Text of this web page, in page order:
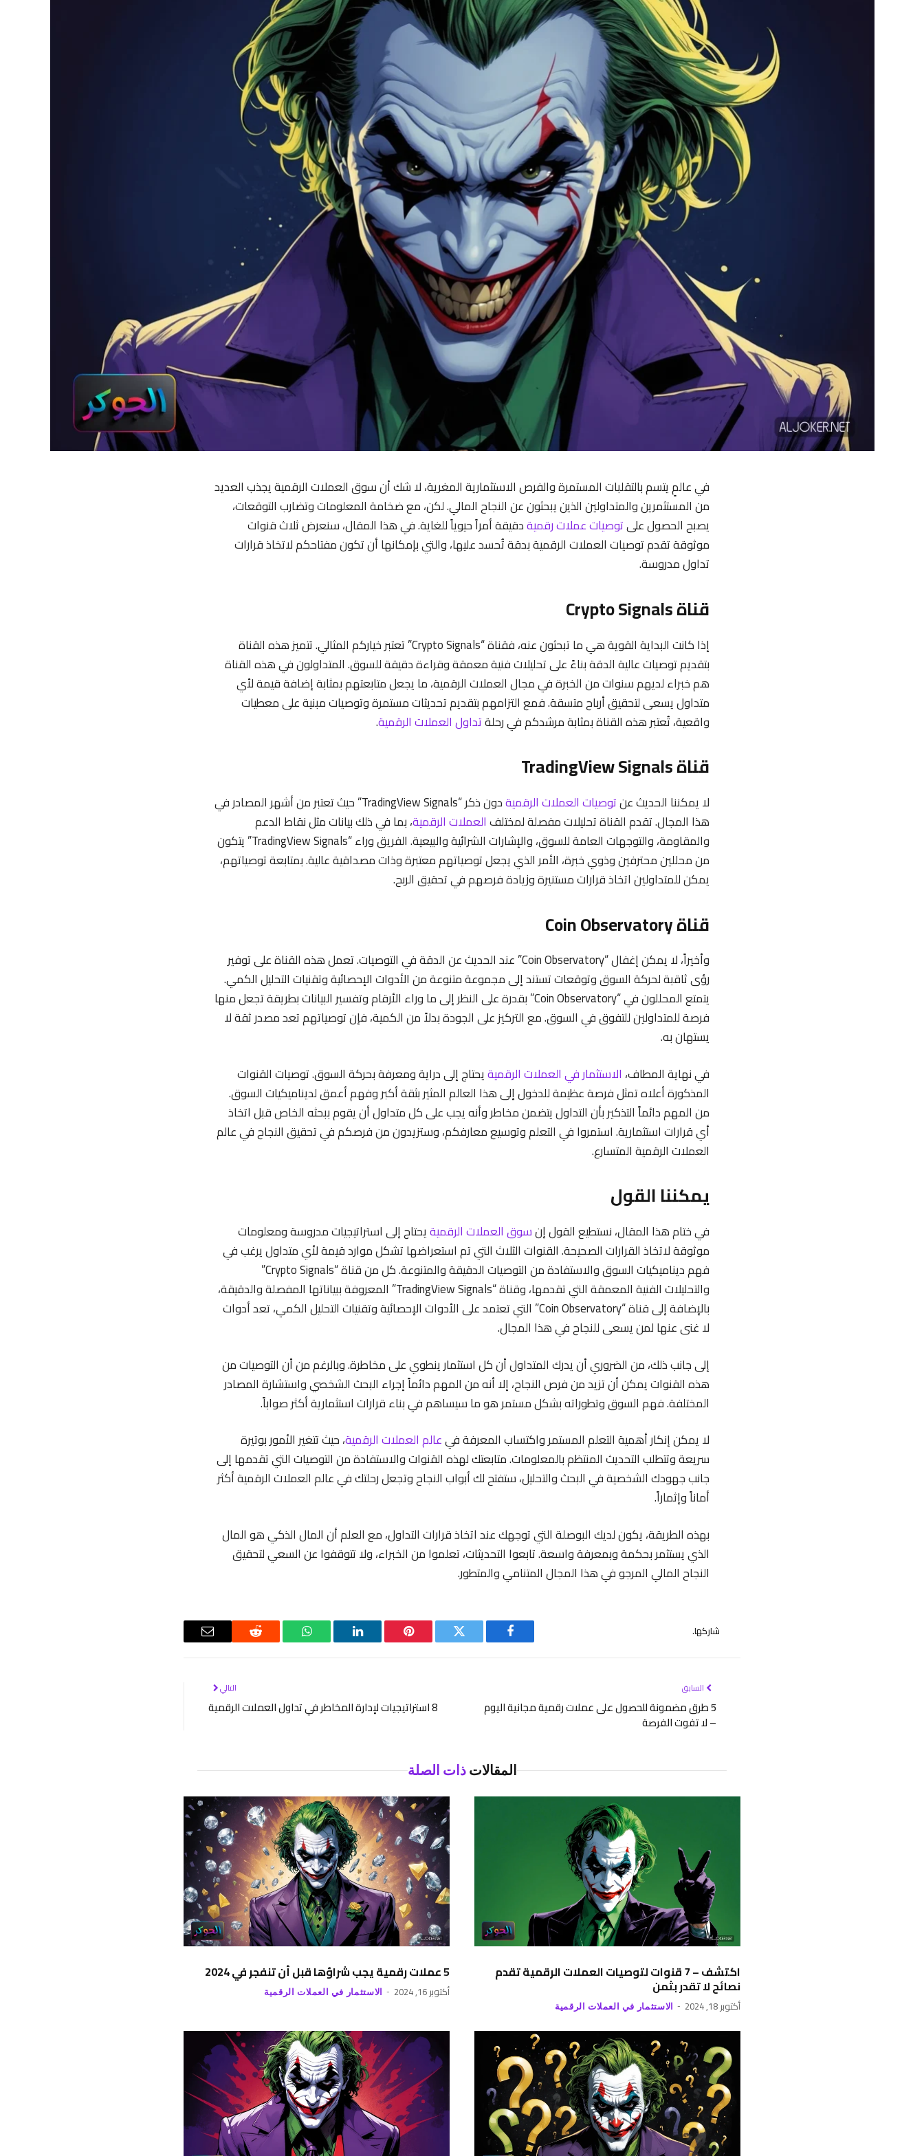
في عالمٍ يتسم بالتقلبات المستمرة والفرص الاستثمارية المغرية، لا شك أن سوق العملات الرقمية يجذب العديد
من المستثمرين والمتداولين الذين يبحثون عن النجاح المالي. لكن، مع ضخامة المعلومات وتضارب التوقعات،
يصبح الحصول علىتوصيات عملات رقميةدقيقة أمراً حيوياً للغاية. في هذا المقال، سنعرض ثلاث قنوات
موثوقة تقدم توصيات العملات الرقمية بدقة تُحسد عليها، والتي بإمكانها أن تكون مفتاحكم لاتخاذ قرارات
تداول مدروسة.
قناة Crypto Signals
إذا كانت البداية القوية هي ما تبحثون عنه، فقناة “Crypto Signals” تعتبر خياركم المثالي. تتميز هذه القناة
بتقديم توصيات عالية الدقة بناءً على تحليلات فنية معمقة وقراءة دقيقة للسوق. المتداولون في هذه القناة
هم خبراء لديهم سنوات من الخبرة في مجال العملات الرقمية، ما يجعل متابعتهم بمثابة إضافة قيمة لأي
متداول يسعى لتحقيق أرباح متسقة. فمع التزامهم بتقديم تحديثات مستمرة وتوصيات مبنية على معطيات
واقعية، تُعتبر هذه القناة بمثابة مرشدكم في رحلةتداول العملات الرقمية.
قناة TradingView Signals
لا يمكننا الحديث عنتوصيات العملات الرقمية
دون ذكر “TradingView Signals” حيث تعتبر من أشهر المصادر في
هذا المجال. تقدم القناة تحليلات مفصلة لمختلفالعملات الرقمية، بما في ذلك بيانات مثل نقاط الدعم
والمقاومة، والتوجهات العامة للسوق، والإشارات الشرائية والبيعية. الفريق وراء “TradingView Signals” يتكون
من محللين محترفين وذوي خبرة، الأمر الذي يجعل توصياتهم معتبرة وذات مصداقية عالية. بمتابعة توصياتهم،
يمكن للمتداولين اتخاذ قرارات مستنيرة وزيادة فرصهم في تحقيق الربح.
قناة Coin Observatory
وأخيراً، لا يمكن إغفال “Coin Observatory” عند الحديث عن الدقة في التوصيات. تعمل هذه القناة على توفير
رؤى ثاقبة لحركة السوق وتوقعات تستند إلى مجموعة متنوعة من الأدوات الإحصائية وتقنيات التحليل الكمي.
يتمتع المحللون في “Coin Observatory” بقدرة على النظر إلى ما وراء الأرقام وتفسير البيانات بطريقة تجعل منها
فرصة للمتداولين للتفوق في السوق. مع التركيز على الجودة بدلاً من الكمية، فإن توصياتهم تعد مصدر ثقة لا
يستهان به.
في نهاية المطاف، الاستثمار في العملات الرقميةيحتاج إلى دراية ومعرفة بحركة السوق. توصيات القنوات
المذكورة أعلاه تمثل فرصة عظيمة للدخول إلى هذا العالم المثير بثقة أكبر وفهم أعمق لديناميكيات السوق.
من المهم دائماً التذكير بأن التداول يتضمن مخاطر وأنه يجب على كل متداول أن يقوم ببحثه الخاص قبل اتخاذ
أي قرارات استثمارية. استمروا في التعلم وتوسيع معارفكم، وستزيدون من فرصكم في تحقيق النجاح في عالم
العملات الرقمية المتسارع.
يمكننا القول
في ختام هذا المقال، نستطيع القول إنسوق العملات الرقميةيحتاج إلى استراتيجيات مدروسة ومعلومات
موثوقة لاتخاذ القرارات الصحيحة. القنوات الثلاث التي تم استعراضها تشكل موارد قيمة لأي متداول يرغب في
فهم ديناميكيات السوق والاستفادة من التوصيات الدقيقة والمتنوعة. كل من قناة “Crypto Signals”
والتحليلات الفنية المعمقة التي تقدمها، وقناة “TradingView Signals” المعروفة ببياناتها المفصلة والدقيقة،
بالإضافة إلى قناة “Coin Observatory” التي تعتمد على الأدوات الإحصائية وتقنيات التحليل الكمي، تعد أدوات
لا غنى عنها لمن يسعى للنجاح في هذا المجال.
إلى جانب ذلك، من الضروري أن يدرك المتداول أن كل استثمار ينطوي على مخاطرة. وبالرغم من أن التوصيات من
هذه القنوات يمكن أن تزيد من فرص النجاح، إلا أنه من المهم دائماً إجراء البحث الشخصي واستشارة المصادر
المختلفة. فهم السوق وتطوراته بشكل مستمر هو ما سيساهم في بناء قرارات استثمارية أكثر صواباً.
لا يمكن إنكار أهمية التعلم المستمر واكتساب المعرفة فيعالم العملات الرقمية، حيث تتغير الأمور بوتيرة
سريعة وتتطلب التحديث المنتظم بالمعلومات. متابعتك لهذه القنوات والاستفادة من التوصيات التي تقدمها إلى
جانب جهودك الشخصية في البحث والتحليل، ستفتح لك أبواب النجاح وتجعل رحلتك في عالم العملات الرقمية أكثر
أماناً وإثماراً.
بهذه الطريقة، يكون لديك البوصلة التي توجهك عند اتخاذ قرارات التداول، مع العلم أن المال الذكي هو المال
الذي يستثمر بحكمة وبمعرفة واسعة. تابعوا التحديثات، تعلموا من الخبراء، ولا تتوقفوا عن السعي لتحقيق
النجاح المالي المرجو في هذا المجال المتنامي والمتطور.
شاركها.
فيسبوك تويتر بينتيريستلينكدإن واتساب رديت
البريد
السابق
5 طرق مضمونة للحصول على عملات رقمية مجانية اليوم
– لا تفوت الفرصة
التالي
8 استراتيجيات لإدارة المخاطر في تداول العملات الرقمية
المقالاتذات الصلة
اكتشف – 7 قنوات لتوصيات العملات الرقمية تقدم
نصائح لا تقدر بثمن
أكتوبر 18, 2024 الاستثمار في العملات الرقمية
5 عملات رقمية يجب شراؤها قبل أن تنفجر في 2024
أكتوبر 16, 2024 الاستثمار في العملات الرقمية